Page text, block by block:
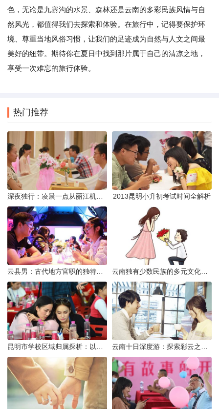
色，无论是九寨沟的水景、森林还是云南的多彩民族风情与自
然风光，都值得我们去探索和体验。在旅行中，记得要保护环
境、尊重当地风俗习惯，让我们的足迹成为自然与人文之间最
美好的纽带。期待你在夏日中找到那片属于自己的清凉之地，
享受一次难忘的旅行体验。
热门推荐
2013昆明小升初考试时间全解析